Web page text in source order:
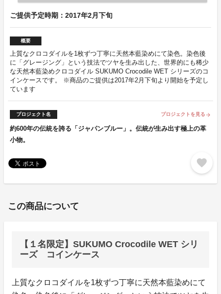
ご提供予定時期：2017年2月下旬
概要
上質なクロコダイルを1枚ずつ丁寧に天然本藍染めにて染色。染色後
に「グレージング」という技法でツヤを生み出した、世界的にも稀少
な天然本藍染めクロコダイル SUKUMO Crocodile WET シリーズのコ
インケースです。 ※商品のご提供は2017年2月下旬より開始を予定し
ています
プロジェクト名 プロジェクトを見る arrow_forward
約600年の伝統を誇る「ジャパンブルー」。伝統が生み出す極上の革
小物。
favorite
この商品について
【１名限定】SUKUMO Crocodile WET シリ
ーズ コインケース
上質なクロコダイルを1枚ずつ丁寧に天然本藍染めにて